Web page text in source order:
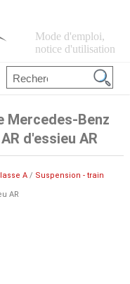
Mode d'emploi,
notice d'utilisation
Mercedes-Benz
d'essieu AR
A/ Suspension - train
AR